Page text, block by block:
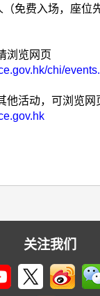
（免费入场，座位
浏览网页
chi/
他活动，可浏览网
关注我们